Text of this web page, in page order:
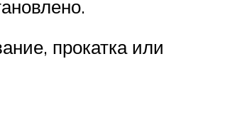
прокатка или